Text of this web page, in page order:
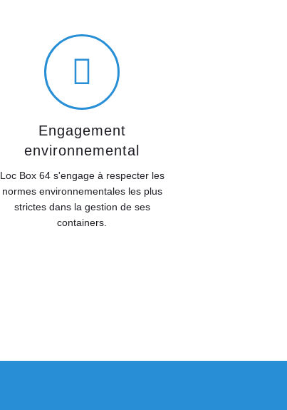
Engagement
environnemental
Loc Box 64 s'engage à respecter les
normes environnementales les plus
strictes dans la gestion de ses
containers.